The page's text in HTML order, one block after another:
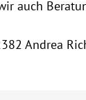
auch
Andrea